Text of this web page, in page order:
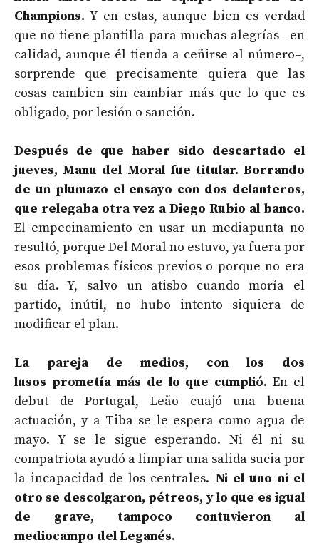
Champions. Y en estas, aunque bien es verdad
que no tiene plantilla para muchas alegrías –en
calidad, aunque él tienda a ceñirse al número–,
sorprende que precisamente quiera que las
cosas cambien sin cambiar más que lo que es
obligado, por lesión o sanción.
Después de que haber sido descartado el
jueves, Manu del Moral fue titular. Borrando
de un plumazo el ensayo con dos delanteros,
que relegaba otra vez a Diego Rubio al banco.
El empecinamiento en usar un mediapunta no
resultó, porque Del Moral no estuvo, ya fuera por
esos problemas físicos previos o porque no era
su día. Y, salvo un atisbo cuando moría el
partido, inútil, no hubo intento siquiera de
modificar el plan.
La pareja de medios, con los dos
lusos prometía más de lo que cumplió. En el
debut de Portugal, Leão cuajó una buena
actuación, y a Tiba se le espera como agua de
mayo. Y se le sigue esperando. Ni él ni su
compatriota ayudó a limpiar una salida sucia por
la incapacidad de los centrales. Ni el uno ni el
otro se descolgaron, pétreos, y lo que es igual
de grave, tampoco contuvieron al
mediocampo del Leganés.